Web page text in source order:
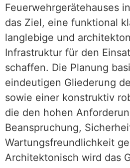
Feuerwehrgerätehauses
das Ziel, eine funktional
langlebige und
Infrastruktur für den
schaffen. Die Planung
eindeutigen Gliederung
sowie einer konstruktiv
die den hohen
Beanspruchung,
Wartungsfreundlichkeit
Architektonisch wird das